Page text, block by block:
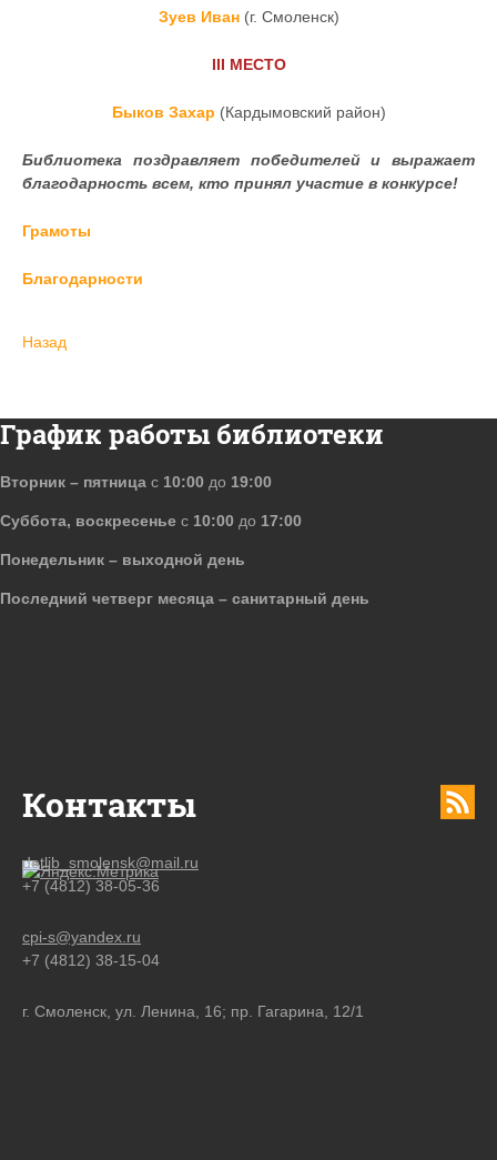
Зуев Иван(г. Смоленск)
III МЕСТО
Быков Захар (Кардымовский район)
Библиотека поздравляет победителей и выражает
благодарность всем, кто принял участие в конкурсе!
Грамоты
Благодарности
Назад
Контакты
detlib_smolensk@mail.ru
+7 (4812) 38-05-36
cpi-s@yandex.ru
+7 (4812) 38-15-04
г. Смоленск, ул. Ленина, 16; пр. Гагарина, 12/1
График работы библиотеки
Вторник – пятница с 10:00 до 19:00
Суббота, воскресенье с 10:00 до 17:00
Понедельник – выходной день
Последний четверг месяца – санитарный день